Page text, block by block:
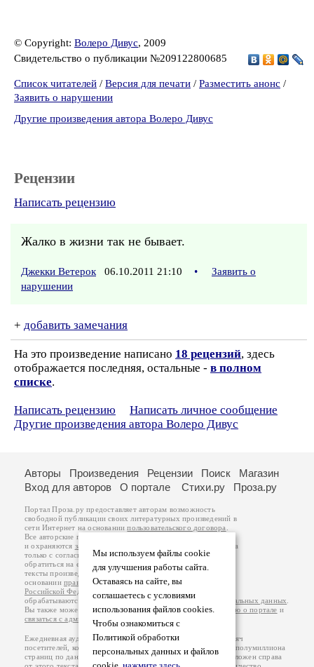
© Copyright: Волеро Дивус, 2009
Свидетельство о публикации №209122800685
Список читателей / Версия для печати / Разместить анонс /
Заявить о нарушении
Другие произведения автора Волеро Дивус
Рецензии
Написать рецензию
Жалко в жизни так не бывает.
Джекки Ветерок 06.10.2011 21:10 •
Заявить о
нарушении
+ добавить замечания
На это произведение написано 18 рецензий, здесь
отображается последняя, остальные - в полном
списке.
Написать рецензию
Написать личное сообщение
Другие произведения автора Волеро Дивус
Мы используем файлы cookie
для улучшения работы сайта.
Оставаясь на сайте, вы
соглашаетесь с условиями
использования файлов cookies.
Чтобы ознакомиться с
Политикой обработки
персональных данных и файлов
Авторы Произведения Рецензии Поиск
Магазин
Вход для авторов
О портале Стихи.ру Проза.ру
Портал Проза.ру предоставляет авторам возможность
свободной публикации своих литературных произведений в
сети Интернет на основаниипользовательского договора
Все авторские права на произведения принадлежат авторам
и охраняются законом
. Перепечатка произведений возможна
только с согласия его автора, к которому вы можете
обратиться на его авторской странице. Ответственность за
тексты произведений авторы несут самостоятельно на
основанииправил публикацииизаконодательства
Российской Федерации
обрабатываются на основанииПолитики обработки персональных данных
Вы также можете посмотреть более подробнуюинформацию о портале и
связаться с администрацией
Ежедневная аудитория портала Проза.ру – порядка 100 тысяч
посетителей, которые в общей сумме просматривают более полумиллиона
страниц по данным счетчика посещаемости, который расположен справа